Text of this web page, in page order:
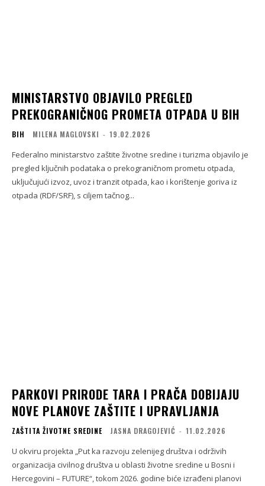
MINISTARSTVO OBJAVILO PREGLED
PREKOGRANIČNOG PROMETA OTPADA U BIH
BIH MILENA MAGLOVSKI - 19.02.2026
Federalno ministarstvo zaštite životne sredine i turizma objavilo je
pregled ključnih podataka o prekograničnom prometu otpada,
uključujući izvoz, uvoz i tranzit otpada, kao i korištenje goriva iz
otpada (RDF/SRF), s ciljem tačnog...
PARKOVI PRIRODE TARA I PRAČA DOBIJAJU
NOVE PLANOVE ZAŠTITE I UPRAVLJANJA
ZAŠTITA ŽIVOTNE SREDINE JASNA DRAGOJEVIĆ - 11.02.2026
U okviru projekta „Put ka razvoju zelenijeg društva i održivih
organizacija civilnog društva u oblasti životne sredine u Bosni i
Hercegovini – FUTURE“, tokom 2026. godine biće izrađeni planovi